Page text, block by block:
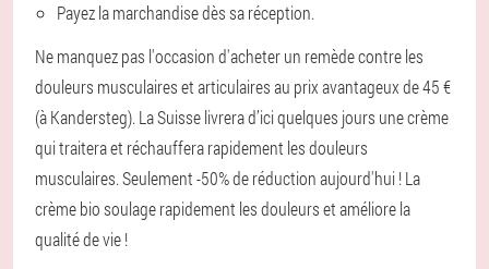
Payez la marchandise dès sa réception.
Ne manquez pas l'occasion d'acheter un remède contre les
douleurs musculaires et articulaires au prix avantageux de 45 €
(à Kandersteg). La Suisse livrera d’ici quelques jours une crème
qui traitera et réchauffera rapidement les douleurs
musculaires. Seulement -50% de réduction aujourd'hui ! La
crème bio soulage rapidement les douleurs et améliore la
qualité de vie !